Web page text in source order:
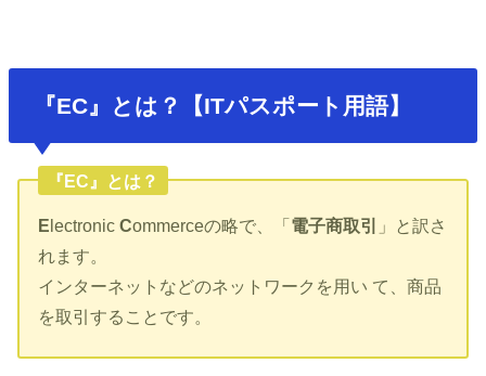
『EC』とは？【ITパスポート用語】
『EC』とは？
E lectronicCommerceの略で、「 電子商取引
」と訳さ
れます。
インターネットなどのネットワークを用い て、商品
を取引することです。